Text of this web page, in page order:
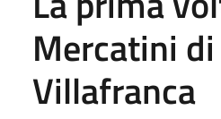
Mercatini
Villafranca